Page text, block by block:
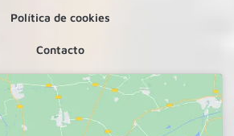
Política de cookies
Contacto